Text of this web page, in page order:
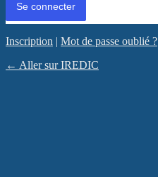
Inscription | Mot de passe oublié ?
← Aller sur IREDIC